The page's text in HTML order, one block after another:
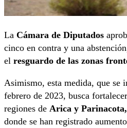
La Cámara de Diputados
cinco en contra y una
el resguardo de las zonas
Asimismo, esta medida, que se
febrero de 2023, busca
regiones de Arica y
donde se han registrado